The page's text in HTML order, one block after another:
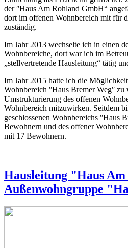
der ʺHaus Am Rohland GmbH“
dort im offenen Wohnbereich mit für
zuständig.
Im Jahr 2013 wechselte ich in einen
Wohnbereiche, dort war ich im
„stellvertretende Hausleitung“ tätig
Im Jahr 2015 hatte ich die
Wohnbereich ʺHaus Bremer Wegʺ zu
Umstrukturierung des offenen
Wohnbereich mitzuwirken. Seitdem
geschlossenen Wohnbereichs ʺHaus
Bewohnern und des offener
mit 17 Bewohnern.
Hausleitung "Haus
Außenwohngruppe